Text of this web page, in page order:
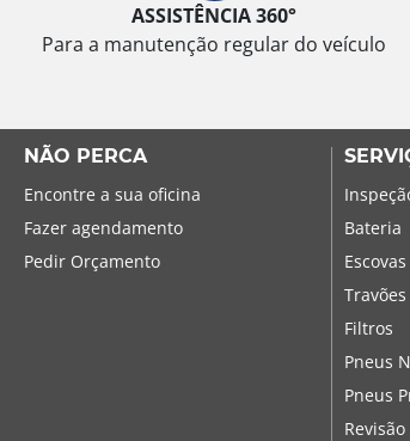
ASSISTÊNCIA 360°
Para a manutenção regular do veículo
NÃO PERCA
Encontre a sua oficina
Fazer agendamento
Pedir Orçamento
Bateria
Travões
Filtros
Pneus
Pneus